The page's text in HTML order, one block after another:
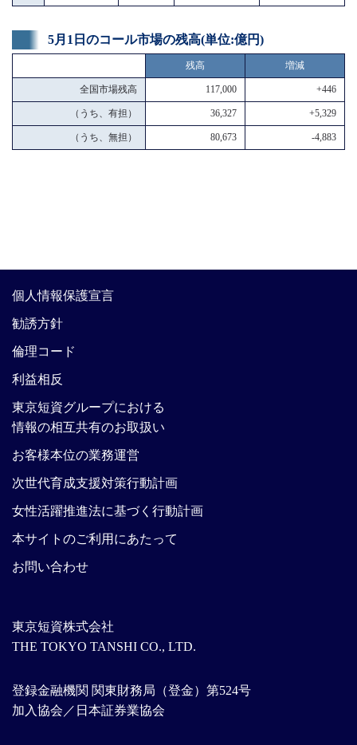
5月1日のコール市場の残高(単位:億円)
残高 増減
全国市場残高 117,000 +446
（うち、有担） 36,327 +5,329
（うち、無担） 80,673 -4,883
東京短資株式会社
THE TOKYO TANSHI CO., LTD.
登録金融機関 関東財務局（登金）第524号
加入協会／日本証券業協会
個人情報保護宣言
勧誘方針
倫理コード
利益相反
東京短資グループにおける
情報の相互共有のお取扱い
お客様本位の業務運営
次世代育成支援対策行動計画
女性活躍推進法に基づく行動計画
本サイトのご利用にあたって
お問い合わせ